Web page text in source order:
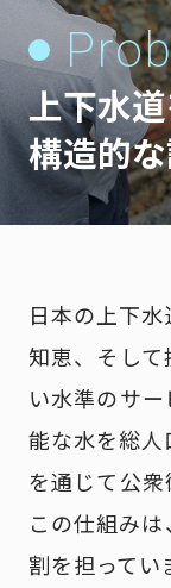
上下水
構造的
日本の上下
知恵、そし
い水準のサ
能な水を総
を通じて公
この仕組み
割を担ってい